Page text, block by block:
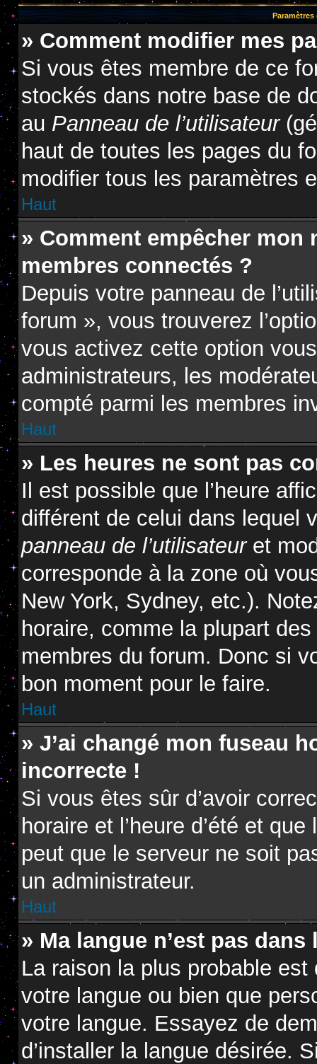
Paramètres
» Comment modifier mes
Si vous êtes membre de ce
stockés dans notre base de
au Panneau de l’utilisateur
haut de toutes les pages du
modifier tous les paramètres
Haut
» Comment empêcher mon
membres connectés ?
Depuis votre panneau de
forum », vous trouverez
vous activez cette option
administrateurs, les
compté parmi les membres
Haut
» Les heures ne sont pas
Il est possible que l’heure
différent de celui dans lequel
panneau de l’utilisateuret
corresponde à la zone où
New York, Sydney, etc.).
horaire, comme la plupart
membres du forum. Donc si
bon moment pour le faire.
Haut
» J’ai changé mon fuseau
incorrecte !
Si vous êtes sûr d’avoir
horaire et l’heure d’été et
peut que le serveur ne soit
un administrateur.
Haut
» Ma langue n’est pas dans
La raison la plus probable est
votre langue ou bien que
votre langue. Essayez de
d’installer la langue désirée.